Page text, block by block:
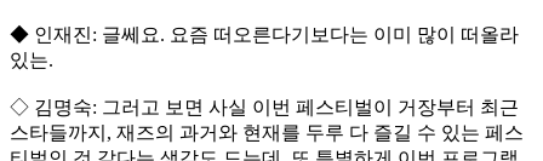
◆ 인재진: 글쎄요. 요즘 떠오른다기보다는 이미 많이 떠올라
있는.
◇ 김명숙: 그러고 보면 사실 이번 페스티벌이 거장부터 최근
스타들까지, 재즈의 과거와 현재를 두루 다 즐길 수 있는 페스